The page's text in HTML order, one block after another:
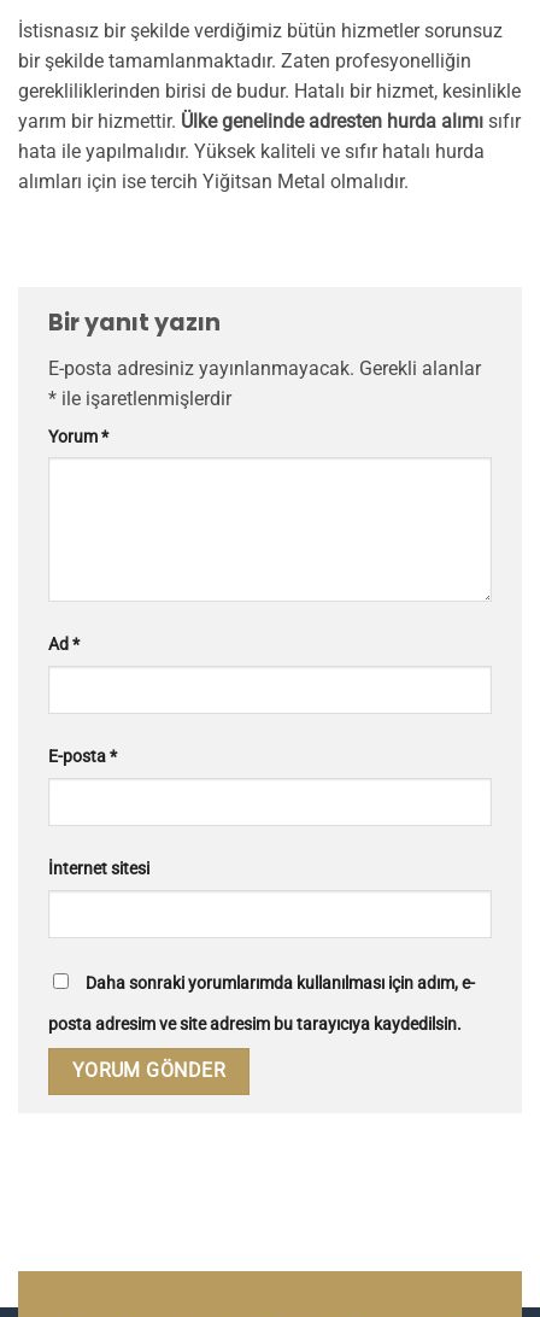
İstisnasız bir şekilde verdiğimiz bütün hizmetler sorunsuz
bir şekilde tamamlanmaktadır. Zaten profesyonelliğin
gerekliliklerinden birisi de budur. Hatalı bir hizmet, kesinlikle
yarım bir hizmettir. Ülke genelinde adresten hurda alımı sıfır
hata ile yapılmalıdır. Yüksek kaliteli ve sıfır hatalı hurda
alımları için ise tercih Yiğitsan Metal olmalıdır.
Bir yanıt yazın
E-posta adresiniz yayınlanmayacak. Gerekli alanlar
* ile işaretlenmişlerdir
Yorum*
Ad*
E-posta*
İnternet sitesi
Daha sonraki yorumlarımda kullanılması için adım, e-
posta adresim ve site adresim bu tarayıcıya kaydedilsin.